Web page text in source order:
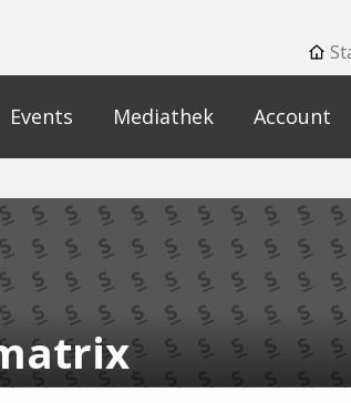
Events Mediathek Account